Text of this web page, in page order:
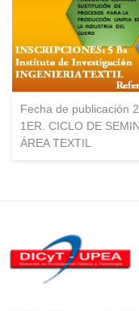
Fecha de publicación
1ER. CICLO DE
ÁREA TEXTIL